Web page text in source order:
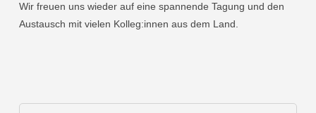
Wir freuen uns wieder auf eine spannende Tagung und den
Austausch mit vielen Kolleg:innen aus dem Land.